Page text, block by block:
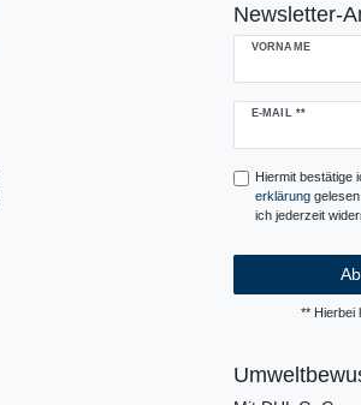
Newsletter-
VORNAME
E-MAIL **
Newsletter
Hiermit bestätige
erklärunggelesen
ich jederzeit
** Hierbei